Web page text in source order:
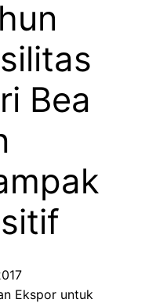
Bea
Ekspor untuk